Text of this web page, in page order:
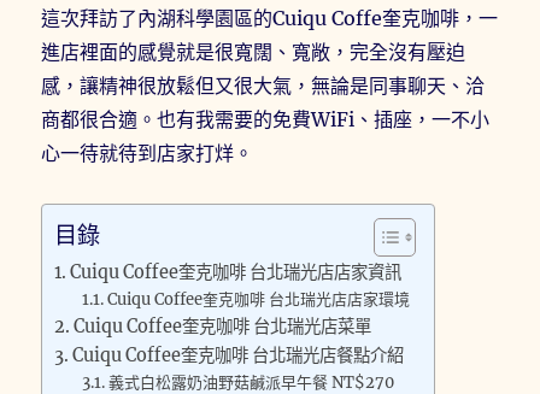
這次拜訪了內湖科學園區的Cuiqu Coffe奎克咖啡，一
進店裡面的感覺就是很寬闊、寬敞，完全沒有壓迫
感，讓精神很放鬆但又很大氣，無論是同事聊天、洽
商都很合適。也有我需要的免費WiFi、插座，一不小
心一待就待到店家打烊。
目錄
Cuiqu Coffee奎克咖啡 台北瑞光店店家資訊
Cuiqu Coffee奎克咖啡 台北瑞光店店家環境
Cuiqu Coffee奎克咖啡 台北瑞光店菜單
Cuiqu Coffee奎克咖啡 台北瑞光店餐點介紹
義式白松露奶油野菇鹹派早午餐 NT$270